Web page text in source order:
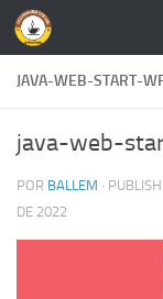
Skip to content
JAVA-WEB-START-
java-web-
POR BALLEM ·
DE 2022